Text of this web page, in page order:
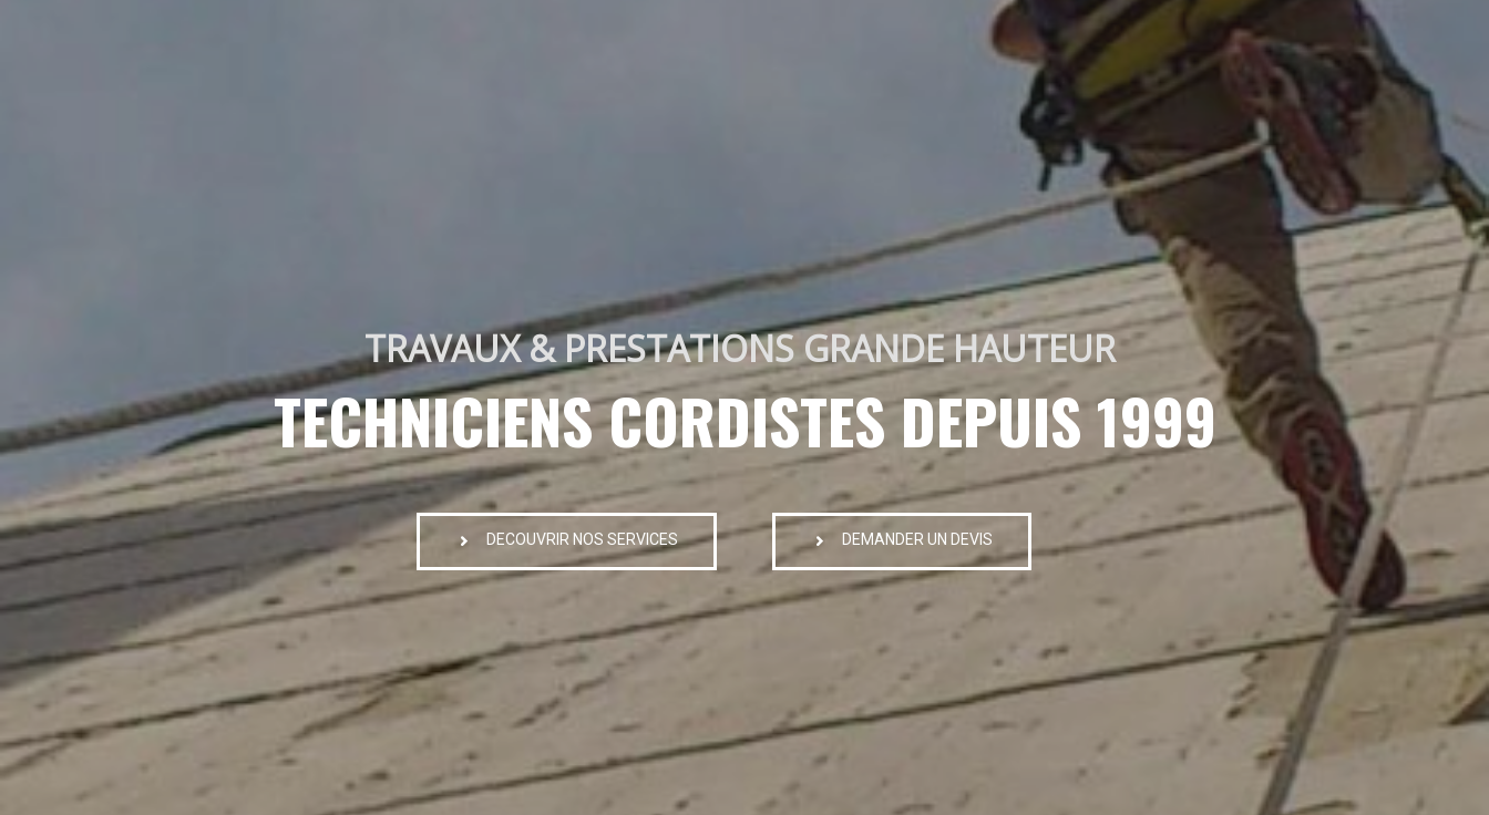
TRAVAUX & PRESTATIONS GRANDE HAUTEUR
TECHNICIENS CORDISTES DEPUIS 1999
DECOUVRIR NOS SERVICES DEMANDER UN DEVIS